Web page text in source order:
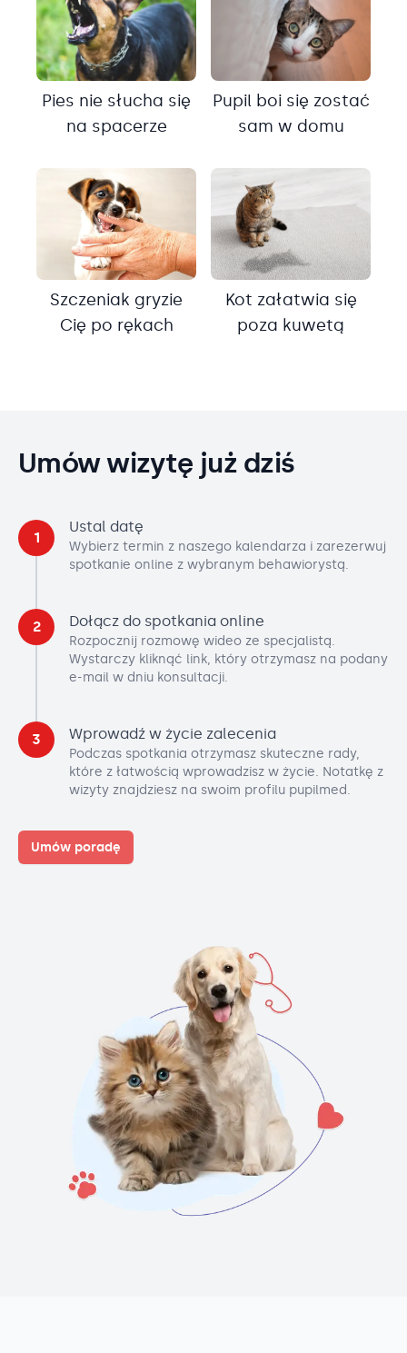
Pies nie słucha się
na spacerze
Pupil boi się zostać
sam w domu
Szczeniak gryzie
Cię po rękach
Kot załatwia się
poza kuwetą
Umów wizytę już dziś
1
Ustal datę
Wybierz termin z naszego kalendarza i zarezerwuj
spotkanie online z wybranym behawiorystą.
2 Dołącz do spotkania online
Rozpocznij rozmowę wideo ze specjalistą.
Wystarczy kliknąć link, który otrzymasz na podany
e-mail w dniu konsultacji.
3 Wprowadź w życie zalecenia
Podczas spotkania otrzymasz skuteczne rady,
które z łatwością wprowadzisz w życie. Notatkę z
wizyty znajdziesz na swoim profilu pupilmed.
Umów poradę